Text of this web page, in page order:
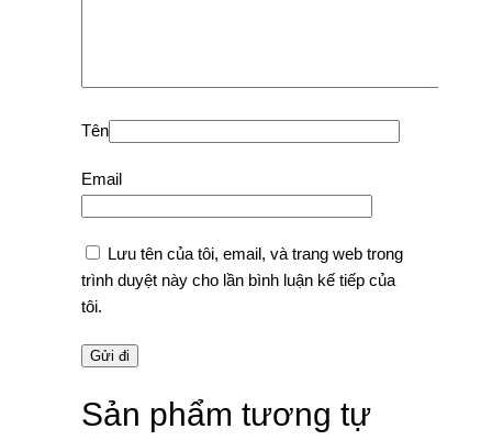
Tên
Email
Lưu tên của tôi, email, và trang web trong
trình duyệt này cho lần bình luận kế tiếp của
tôi.
Sản phẩm tương tự